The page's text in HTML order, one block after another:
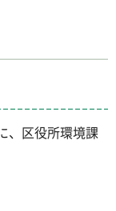
、区役所環境課